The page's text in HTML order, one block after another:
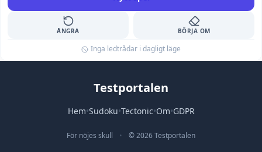
ÅNGRA BÖRJA OM
Inga ledtrådar i dagligt läge
Testportalen
Hem•Sudoku•Tectonic•Om•GDPR
För nöjes skull • © 2026 Testportalen